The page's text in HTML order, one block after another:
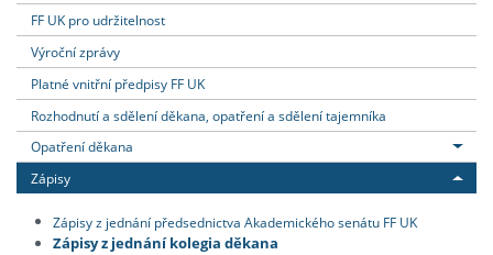
FF UK pro udržitelnost
Výroční zprávy
Platné vnitřní předpisy FF UK
Rozhodnutí a sdělení děkana, opatření a sdělení tajemníka
Opatření děkana
Zápisy
Zápisy z jednání předsednictva Akademického senátu FF UK
Zápisy z jednání kolegia děkana